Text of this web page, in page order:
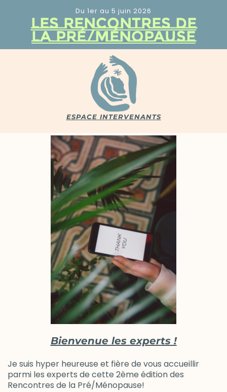
Du 1er au 5 juin 2026
LES RENCONTRES DE
LA PRÉ/MÉNOPAUSE
ESPACE INTERVENANTS
Bienvenue les experts !
Je suis hyper heureuse et fière de vous accueillir
parmi les experts de cette 2ème édition des
Rencontres de la Pré/Ménopause!